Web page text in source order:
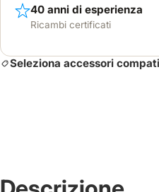
40 anni di esperienza
Ricambi certificati
Seleziona accessori